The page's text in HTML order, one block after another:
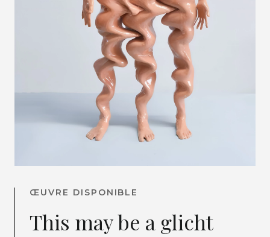
ŒUVRE DISPONIBLE
This may be a glicht